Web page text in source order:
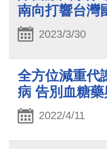
南向打響台灣
2023/3/30
全方位減重代
病 告別血糖
2022/4/11